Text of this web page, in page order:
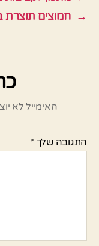
→ חמוצים תוצרת
האימייל לא
התגובה שלך *